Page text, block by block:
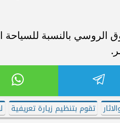
الروسي بالنسبة
تقوم بتنظيم زيارة تعريفية